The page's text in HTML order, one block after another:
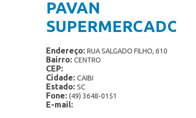
PAVAN
SUPERMERCADO
Endereço: RUA SALGADO FILHO, 610
Bairro: CENTRO
CEP:
Cidade: CAIBI
Estado: SC
Fone: (49) 3648-0151
E-mail: